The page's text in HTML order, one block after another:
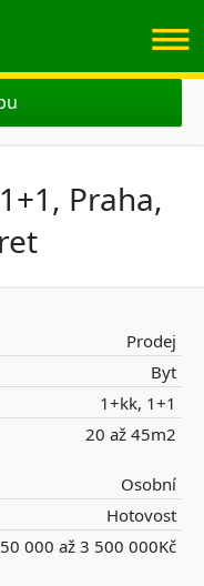
≡
Praha,
Prodej
Byt
1+kk, 1+1
20 až 45m2
Osobní
Hotovost
000 až 3 500 000Kč